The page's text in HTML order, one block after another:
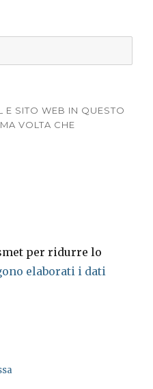
E SITO WEB IN QUESTO
VOLTA CHE
per ridurre lo
elaborati i dati